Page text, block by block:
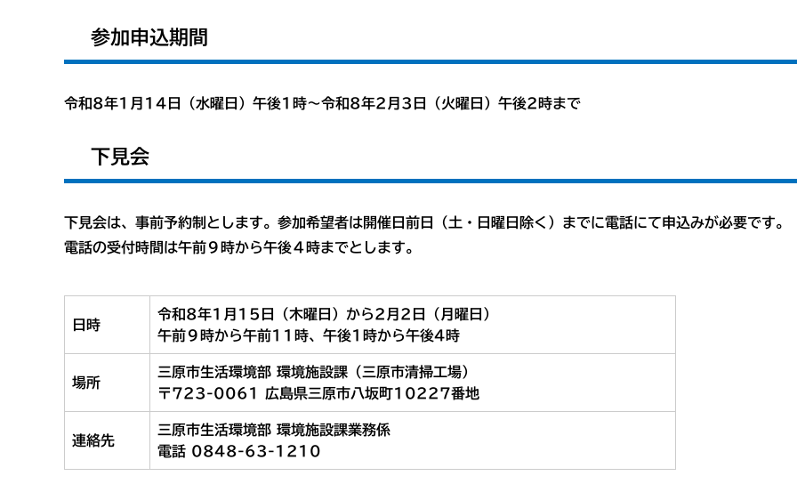
参加申込期間
令和8年1月14日（水曜日）午後1時〜令和8年2月3日（火曜日）午後2時まで
下見会
下見会は、事前予約制とします。参加希望者は開催日前日（土・日曜日除く）までに電話にて申込みが必要です。
電話の受付時間は午前９時から午後４時までとします。
日時
令和8年1月15日（木曜日）から2月2日（月曜日）
午前９時から午前11時、午後1時から午後4時
場所
三原市生活環境部 環境施設課（三原市清掃工場）
〒723-0061 広島県三原市八坂町10227番地
連絡先
三原市生活環境部 環境施設課業務係
電話 0848-63-1210